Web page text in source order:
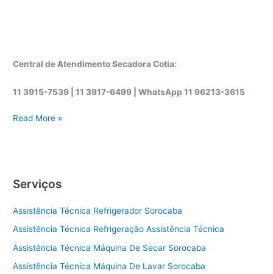
Central de Atendimento Secadora Cotia:
11 3915-7539 | 11 3917-6499 |WhatsApp11 96213-3615
A
t
n
c
a
t
Read More »
Serviços
Assistência Técnica Refrigerador Sorocaba
Assistência Técnica Refrigeração Assistência Técnica
Assistência Técnica Máquina De Secar Sorocaba
Assistência Técnica Máquina De Lavar Sorocaba